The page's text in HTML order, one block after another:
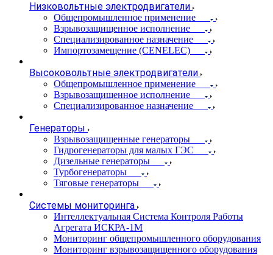
Низковольтные электродвигатели
Общепромышленное применение
Взрывозащищенное исполнение
Специализированное назначение
Импортозамещение (CENELEC)
Высоковольтные электродвигатели
Общепромышленное применение
Взрывозащищенное исполнение
Специализированное назначение
Генераторы
Взрывозащищенные генераторы
Гидрогенераторы для малых ГЭС
Дизельные генераторы
Турбогенераторы
Тяговые генераторы
Системы мониторинга
Интеллектуальная Система Контроля Работы
Агрегата ИСКРА-1М
Мониторинг общепромышленного оборудования
Мониторинг взрывозащищенного оборудования